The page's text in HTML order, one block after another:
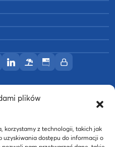
plików
korzystamy z technologii, takich jak
dostępu do informacji o
w serwisie Facebook
w serwisie Instagram
Poznań w serwisie YouTube
AWF Poznań w serwisie
Profil AWF Poznań w
OśrodekBiuletynIntranet
Fizycznego w